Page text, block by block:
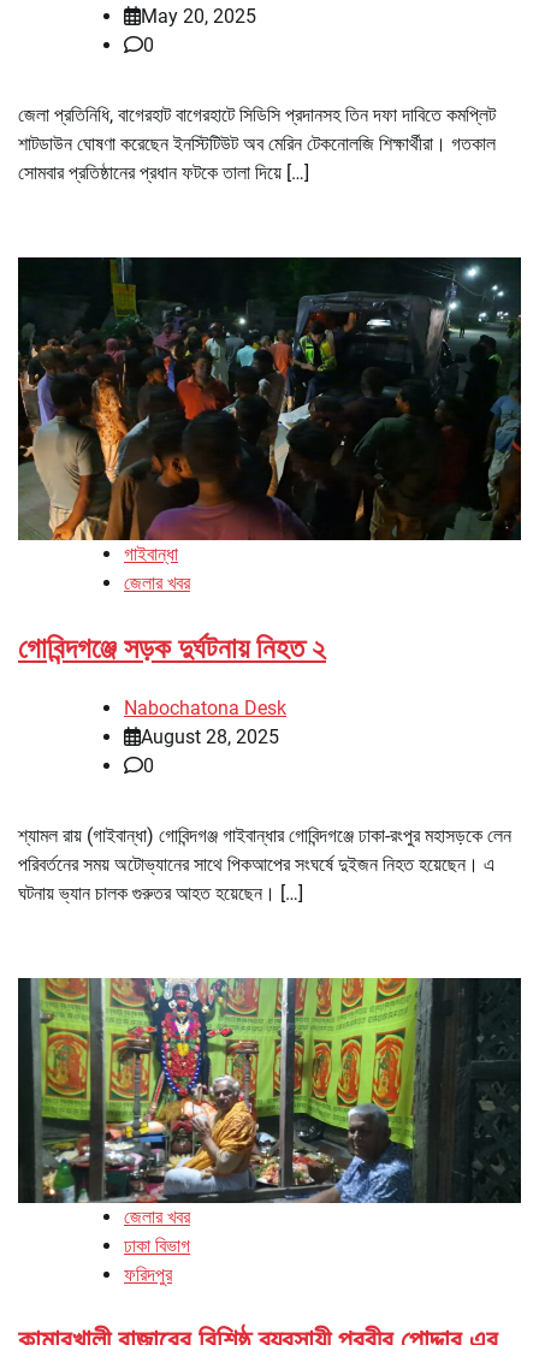
May 20, 2025
0
জেলা প্রতিনিধি, বাগেরহাট বাগেরহাটে সিডিসি প্রদানসহ তিন দফা দাবিতে কমপ্লিট
শাটডাউন ঘোষণা করেছেন ইনস্টিটিউট অব মেরিন টেকনোলজি শিক্ষার্থীরা। গতকাল
সোমবার প্রতিষ্ঠানের প্রধান ফটকে তালা দিয়ে […]
গাইবান্ধা
জেলার খবর
গোবিন্দগঞ্জে সড়ক দুর্ঘটনায় নিহত ২
Nabochatona Desk
August 28, 2025
0
শ্যামল রায় (গাইবান্ধা) গোবিন্দগঞ্জ গাইবান্ধার গোবিন্দগঞ্জে ঢাকা-রংপুর মহাসড়কে লেন
পরিবর্তনের সময় অটোভ্যানের সাথে পিকআপের সংঘর্ষে দুইজন নিহত হয়েছেন। এ
ঘটনায় ভ্যান চালক গুরুতর আহত হয়েছেন। […]
জেলার খবর
ঢাকা বিভাগ
ফরিদপুর